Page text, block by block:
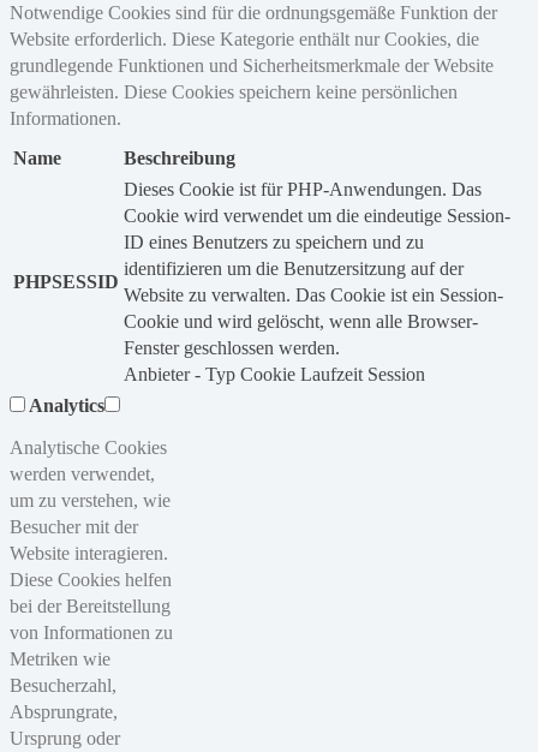
Notwendige Cookies sind für die ordnungsgemäße Funktion der
Website erforderlich. Diese Kategorie enthält nur Cookies, die
grundlegende Funktionen und Sicherheitsmerkmale der Website
gewährleisten. Diese Cookies speichern keine persönlichen
Informationen.
Name
Beschreibung
PHPSESSID
Dieses Cookie ist für PHP-Anwendungen. Das
Cookie wird verwendet um die eindeutige Session-
ID eines Benutzers zu speichern und zu
identifizieren um die Benutzersitzung auf der
Website zu verwalten. Das Cookie ist ein Session-
Cookie und wird gelöscht, wenn alle Browser-
Fenster geschlossen werden.
Anbieter - Typ Cookie Laufzeit Session
Analytics
Analytische Cookies
werden verwendet,
um zu verstehen, wie
Besucher mit der
Website interagieren.
Diese Cookies helfen
bei der Bereitstellung
von Informationen zu
Metriken wie
Besucherzahl,
Absprungrate,
Ursprung oder